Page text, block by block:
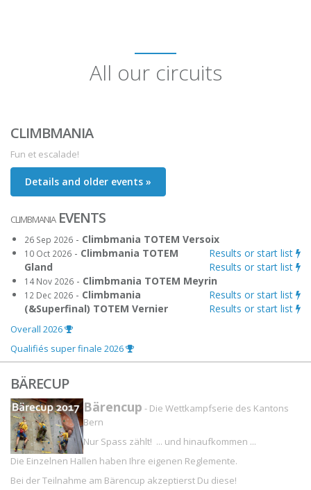
All our circuits
CLIMBMANIA
Fun et escalade!
Details and older events »
CLIMBMANIAEVENTS
26 Sep 2026 - Climbmania TOTEM Versoix
Results or start list
10 Oct 2026 - Climbmania TOTEM
Gland
Results or start list
14 Nov 2026 - Climbmania TOTEM Meyrin
Results or start list
12 Dec 2026 - Climbmania
(&Superfinal) TOTEM Vernier
Results or start list
Overall 2026
Qualifiés super finale 2026
BÄRECUP
Bärencup - Die Wettkampfserie des Kantons
Bern
Nur Spass zählt! ... und hinaufkommen ...
Die Einzelnen Hallen haben Ihre eigenen Reglemente.
Bei der Teilnahme am Bärencup akzeptierst Du diese!